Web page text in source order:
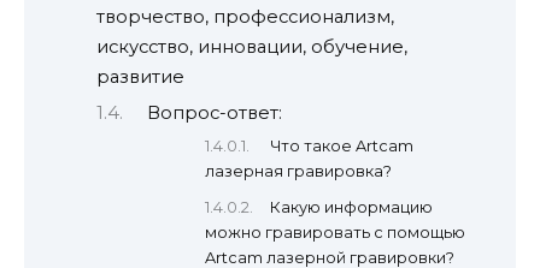
творчество, профессионализм,
искусство, инновации, обучение,
развитие
Вопрос-ответ:
Что такое Artcam
лазерная гравировка?
Какую информацию
можно гравировать с помощью
Artcam лазерной гравировки?